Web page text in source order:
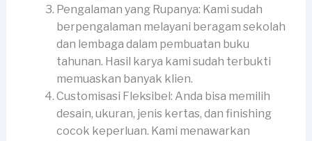
Pengalaman yang Rupanya: Kami sudah
berpengalaman melayani beragam sekolah
dan lembaga dalam pembuatan buku
tahunan. Hasil karya kami sudah terbukti
memuaskan banyak klien.
Customisasi Fleksibel: Anda bisa memilih
desain, ukuran, jenis kertas, dan finishing
cocok keperluan. Kami menawarkan